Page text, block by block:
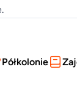
Półkolonie